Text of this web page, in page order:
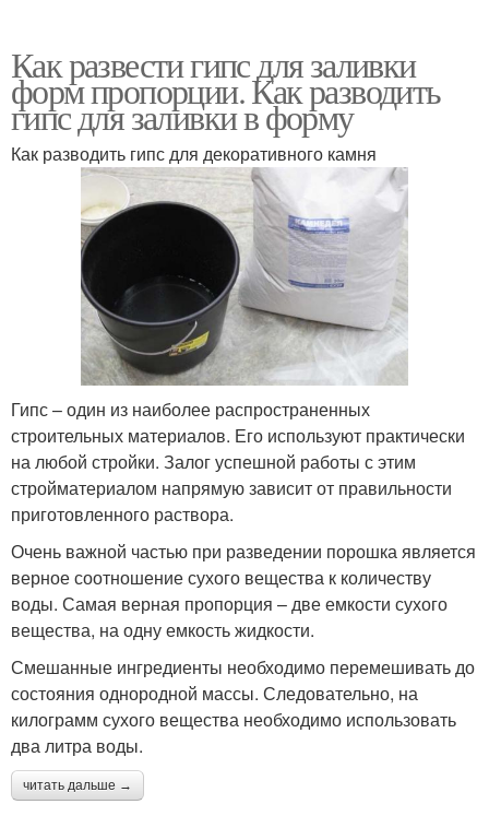
Как развести гипс для заливки
форм пропорции. Как разводить
гипс для заливки в форму
Как разводить гипс для декоративного камня
Гипс – один из наиболее распространенных
строительных материалов. Его используют практически
на любой стройки. Залог успешной работы с этим
стройматериалом напрямую зависит от правильности
приготовленного раствора.
Очень важной частью при разведении порошка является
верное соотношение сухого вещества к количеству
воды. Самая верная пропорция – две емкости сухого
вещества, на одну емкость жидкости.
Смешанные ингредиенты необходимо перемешивать до
состояния однородной массы. Следовательно, на
килограмм сухого вещества необходимо использовать
два литра воды.
читать дальше →